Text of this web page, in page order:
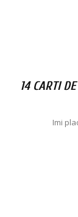
14 CARTI
Imi